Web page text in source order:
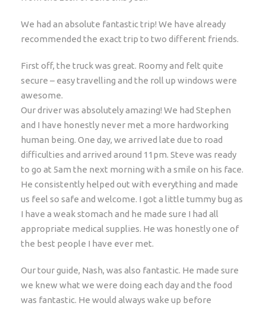
BBQ in Arusha
Volledige uitgeruste overland truck met koelkast,
gas, tenten, slaapmatjes
Assistentie van de Engelstalige reisleider en
chauffeur
Tol en wegenbelastingen
Entree van de Masai Mara • Serengeti • Nakuru
National Park • Queen Elizabeth National Park •
Kazinga Channel game cruise • Ngorongoro krater
• The Giraffe Park • Maasai village visit incl. bush
walk • The Grumeti Reserve • Lake Naivasha • Lake
Lokale Kosten: US$800. Op deze reis is sprake van
Lokale Kosten. De Lokale Kosten zijn verplicht en
onderdeel van de totale prijs van de reis. Dit deel
We had an absolute fantastic trip! We have already
recommended the exact trip to two different friends.
First off, the truck was great. Roomy and felt quite
secure – easy travelling and the roll up windows were
awesome.
Our driver was absolutely amazing! We had Stephen
and I have honestly never met a more hardworking
human being. One day, we arrived late due to road
difficulties and arrived around 11pm. Steve was ready
to go at 5am the next morning with a smile on his face.
He consistently helped out with everything and made
us feel so safe and welcome. I got a little tummy bug as
I have a weak stomach and he made sure I had all
appropriate medical supplies. He was honestly one of
the best people I have ever met.
Our tour guide, Nash, was also fantastic. He made sure
we knew what we were doing each day and the food
was fantastic. He would always wake up before